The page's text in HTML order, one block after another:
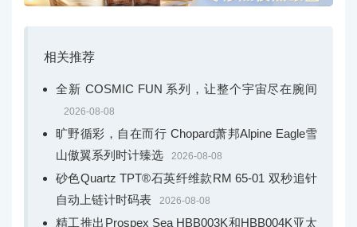
相关推荐
全新 COSMIC FUN 系列，让整个宇宙尽在腕间
2026-08-08
旷野循彩，自在而行 Chopard萧邦Alpine Eagle雪
山傲翼系列时计臻选
2026-08-08
砂色Quartz TPT®石英纤维款RM 65-01 双秒追针
自动上链计时码表
2026-08-08
精工推出Prospex Sea HBB003K和HBB004K亚太